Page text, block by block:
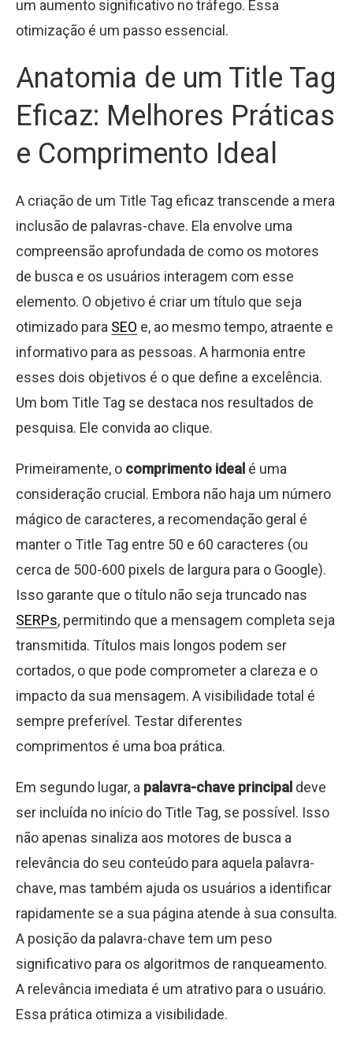
um aumento significativo no tráfego. Essa
otimização é um passo essencial.
Anatomia de um Title Tag
Eficaz: Melhores Práticas
e Comprimento Ideal
A criação de um Title Tag eficaz transcende a mera
inclusão de palavras-chave. Ela envolve uma
compreensão aprofundada de como os motores
de busca e os usuários interagem com esse
elemento. O objetivo é criar um título que seja
otimizado para SEO e, ao mesmo tempo, atraente e
informativo para as pessoas. A harmonia entre
esses dois objetivos é o que define a excelência.
Um bom Title Tag se destaca nos resultados de
pesquisa. Ele convida ao clique.
Primeiramente, o comprimento ideal é uma
consideração crucial. Embora não haja um número
mágico de caracteres, a recomendação geral é
manter o Title Tag entre 50 e 60 caracteres (ou
cerca de 500-600 pixels de largura para o Google).
Isso garante que o título não seja truncado nas
SERPs, permitindo que a mensagem completa seja
transmitida. Títulos mais longos podem ser
cortados, o que pode comprometer a clareza e o
impacto da sua mensagem. A visibilidade total é
sempre preferível. Testar diferentes
comprimentos é uma boa prática.
Em segundo lugar, a palavra-chave principal deve
ser incluída no início do Title Tag, se possível. Isso
não apenas sinaliza aos motores de busca a
relevância do seu conteúdo para aquela palavra-
chave, mas também ajuda os usuários a identificar
rapidamente se a sua página atende à sua consulta.
A posição da palavra-chave tem um peso
significativo para os algoritmos de ranqueamento.
A relevância imediata é um atrativo para o usuário.
Essa prática otimiza a visibilidade.